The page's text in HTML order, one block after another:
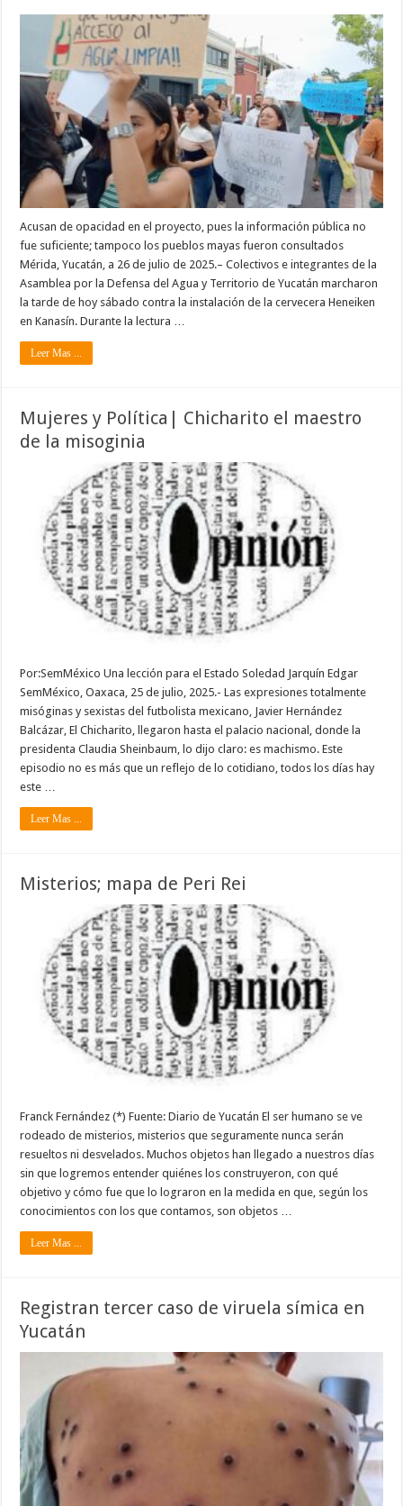
Acusan de opacidad en el proyecto, pues la información pública no
fue suficiente; tampoco los pueblos mayas fueron consultados
Mérida, Yucatán, a 26 de julio de 2025.– Colectivos e integrantes de la
Asamblea por la Defensa del Agua y Territorio de Yucatán marcharon
la tarde de hoy sábado contra la instalación de la cervecera Heneiken
en Kanasín. Durante la lectura …
Leer Mas ...
Mujeres y Política| Chicharito el maestro
de la misoginia
Por:SemMéxico Una lección para el Estado Soledad Jarquín Edgar
SemMéxico, Oaxaca, 25 de julio, 2025.- Las expresiones totalmente
misóginas y sexistas del futbolista mexicano, Javier Hernández
Balcázar, El Chicharito, llegaron hasta el palacio nacional, donde la
presidenta Claudia Sheinbaum, lo dijo claro: es machismo. Este
episodio no es más que un reflejo de lo cotidiano, todos los días hay
este …
Leer Mas ...
Misterios; mapa de Peri Rei
Franck Fernández (*) Fuente: Diario de Yucatán El ser humano se ve
rodeado de misterios, misterios que seguramente nunca serán
resueltos ni desvelados. Muchos objetos han llegado a nuestros días
sin que logremos entender quiénes los construyeron, con qué
objetivo y cómo fue que lo lograron en la medida en que, según los
conocimientos con los que contamos, son objetos …
Leer Mas ...
Registran tercer caso de viruela símica en
Yucatán